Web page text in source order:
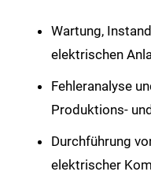
Wartung,
elektrischen
Fehleranalyse
Produktions-
Durchführung
elektrischer